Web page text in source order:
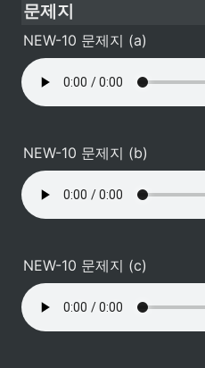
문제지
NEW-10 문제지 (a)
NEW-10 문제지 (b)
NEW-10 문제지 (c)